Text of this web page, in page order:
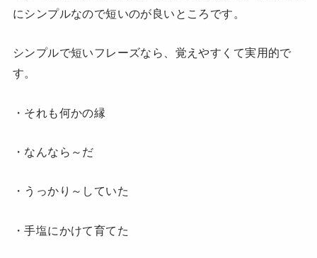
にシンプルなので短いのが良いところです。
シンプルで短いフレーズなら、覚えやすくて実用的で
す。
・それも何かの縁
・なんなら～だ
・うっかり～していた
・手塩にかけて育てた